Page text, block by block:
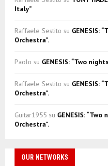
Italy”
Raffaele Sestito su GENESIS:
Orchestra”.
Paolo su GENESIS: “Two
Raffaele Sestito su GENESIS:
Orchestra”.
Guitar1955 su GENESIS:
Orchestra”.
OUR NETWORKS